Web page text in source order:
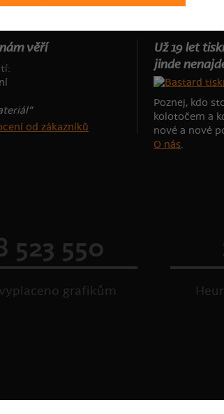
věří
od zákazníků
Už 19 let
jinde
Poznej, kdo
kolotočem a
nové a nové
O nás.
523 550
vyplaceno grafikům